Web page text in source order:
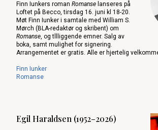
Finn Iunkers roman Romanse lanseres på
Loftet på Becco,tirsdag 16. juni kl 18-20.
Møt Finn Iunker i samtale med William S.
Mørch (BLA-redaktør og skribent) om
Romanse, og tllliggende emner. Salg av
boka, samt mulighet for signering.
Arrangementet er gratis. Alle er hjertelig
Finn Iunker
Romanse
Egil Haraldsen (1952–2026)